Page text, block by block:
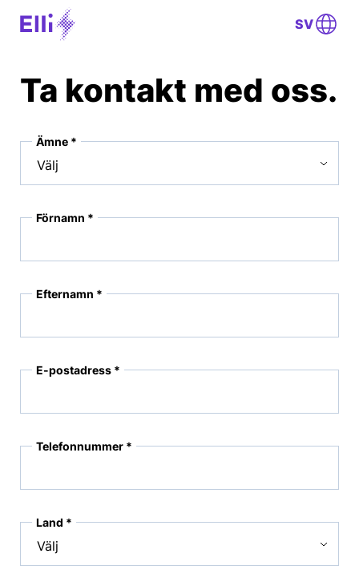
SV
Ta kontakt med oss.
Ämne *
Förnamn *
Efternamn *
E-postadress *
Telefonnummer *
Land *